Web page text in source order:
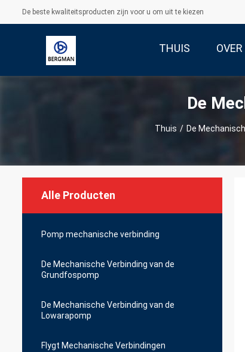
De beste kwaliteitsproducten zijn voor u om uit te kiezen
THUIS
De
Thuis / De
Alle Producten
Pomp mechanische verbinding
De Mechanische Verbinding van de
Grundfospomp
De Mechanische Verbinding van de
Lowarapomp
Flygt Mechanische Verbindingen